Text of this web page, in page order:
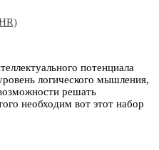
потенциала
логического мышления,
решать
необходим вот этот набор